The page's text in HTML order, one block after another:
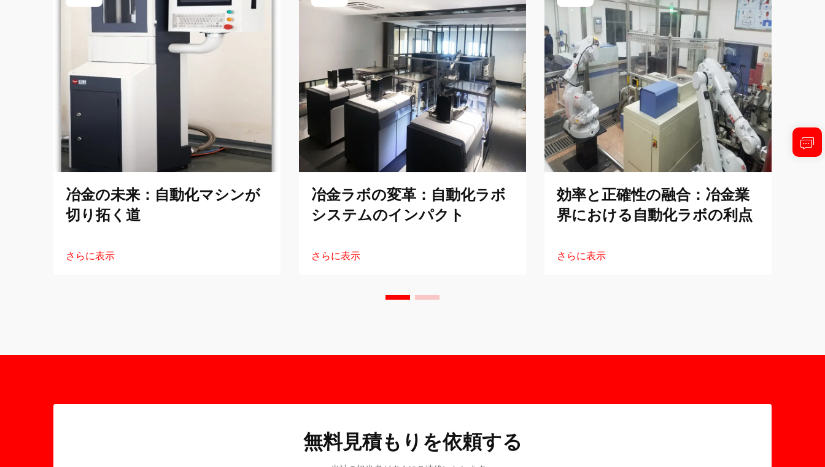
冶金の未来：自動化マシンが
切り拓く道
さらに表示
冶金ラボの変革：自動化ラボ
システムのインパクト
さらに表示
効率と正確性の融合：冶金業
界における自動化ラボの利点
さらに表示
無料見積もりを依頼する